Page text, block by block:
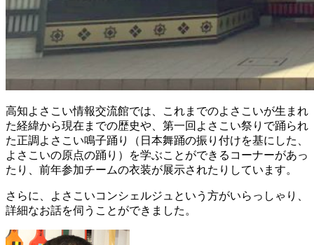
高知よさこい情報交流館では、これまでのよさこいが生まれ
た経緯から現在までの歴史や、第一回よさこい祭りで踊られ
た正調よさこい鳴子踊り（日本舞踊の振り付けを基にした、
よさこいの原点の踊り）を学ぶことができるコーナーがあっ
たり、前年参加チームの衣装が展示されたりしています。
さらに、よさこいコンシェルジュという方がいらっしゃり、
詳細なお話を伺うことができました。